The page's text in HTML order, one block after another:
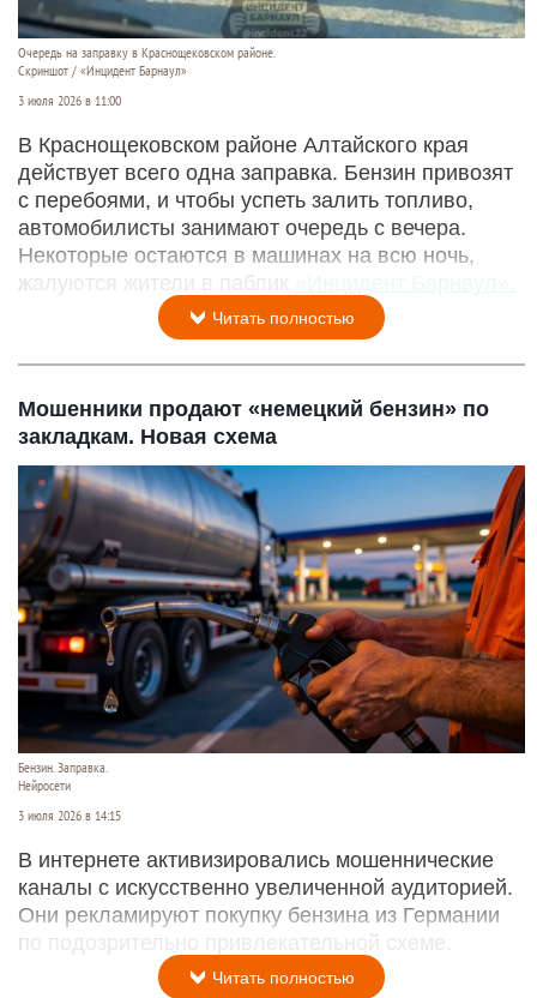
Очередь на заправку в Краснощековском районе.
Скриншот / «Инцидент Барнаул»
3 июля 2026 в 11:00
В Краснощековском районе Алтайского края
действует всего одна заправка. Бензин привозят
с перебоями, и чтобы успеть залить топливо,
автомобилисты занимают очередь с вечера.
Некоторые остаются в машинах на всю ночь,
жалуются жители в паблик
«Инцидент Барнаул».
Читать полностью
Мошенники продают «немецкий бензин» по
закладкам. Новая схема
Бензин. Заправка.
Нейросети
3 июля 2026 в 14:15
В интернете активизировались мошеннические
каналы с искусственно увеличенной аудиторией.
Они рекламируют покупку бензина из Германии
по подозрительно привлекательной схеме.
Читать полностью